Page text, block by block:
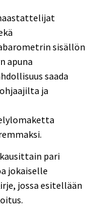
sisällön
apuna
saada
ja
pari
jokaiselle
jossa esitellään